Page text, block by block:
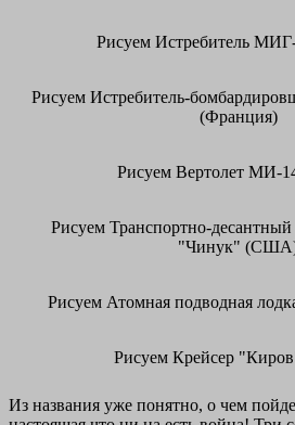
Рисуем Истребитель
Рисуем Истребитель-
(Франция)
Рисуем Вертолет МИ-
Рисуем Транспортно-десантный
"Чинук"
Рисуем Атомная подводная
Рисуем Крейсер
Из названия уже понятно, о чем